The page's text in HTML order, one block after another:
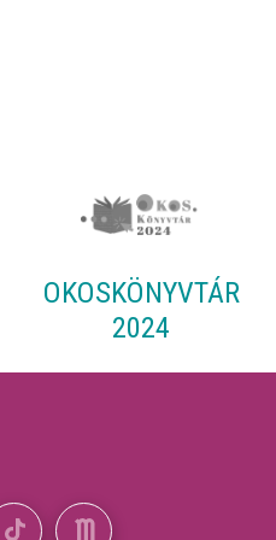
OKOSKÖNYVTÁR
2024